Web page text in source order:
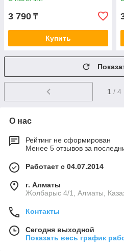
3 790 ₸
Купить
1 / 4
О нас
Рейтинг не сформирован
Менее 5 отзывов за
Работает с 04.07.2014
г. Алматы
Жолбарыс 4/1, Алматы,
Контакты
Сегодня выходной
Показать весь график